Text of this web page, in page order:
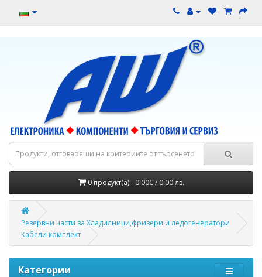
0 продукт(а) - 0.00€ / 0.00 лв.
Резервни части за Хладилници,фризери и ледогенератори
Кабели комплект
Категории